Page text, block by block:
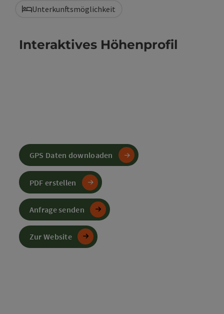
Unterkunftsmöglichkeit
Interaktives Höhenprofil
GPS Daten downloaden
PDF erstellen
Anfrage senden
Zur Website